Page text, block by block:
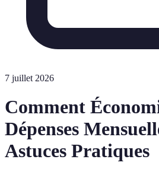
7 juillet 2026
Comment
Dépenses
Astuces Pratiques